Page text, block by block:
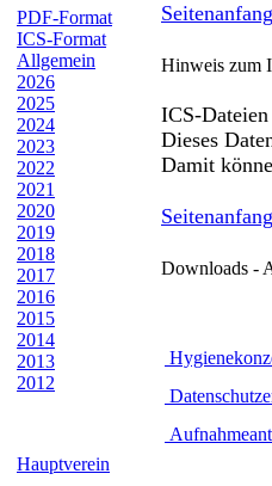
PDF-Format
ICS-Format
Allgemein
2026
2025
2024
2023
2022
2021
2020
2019
2018
2017
2016
2015
2014
2013
2012
Hauptverein
Seitenanfang
Hinweis zum
ICS-
Dieses
Damit
Seitenanfang
Downloads -